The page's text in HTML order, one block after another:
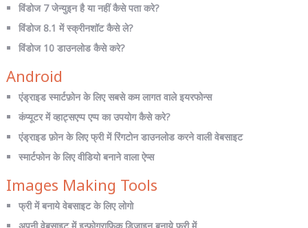
विंडोज 7 जेन्युइन है या नहीं कैसे पता करे?
विंडोज 8.1 में स्क्रीनशॉट कैसे ले?
विंडोज 10 डाउनलोड कैसे करे?
Android
एंड्राइड स्मार्टफ़ोन के लिए सबसे कम लागत वाले इयरफोन्स
कंप्यूटर में व्हाट्सएप्प एप्प का उपयोग कैसे करे?
एंड्राइड फ़ोन के लिए फ्री में रिंगटोन डाउनलोड करने वाली वेबसाइट
स्मार्टफोन के लिए वीडियो बनाने वाला ऐप्स
Images Making Tools
फ्री में बनाये वेबसाइट के लिए लोगो